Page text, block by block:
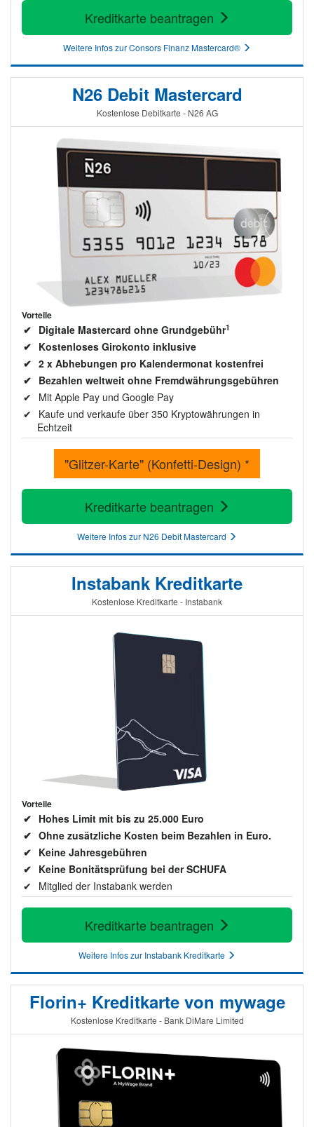
Kreditkarte beantragen
Weitere Infos zur Consors Finanz Mastercard®
N26 Debit Mastercard
Kostenlose Debitkarte - N26 AG
Vorteile
Digitale Mastercard ohne Grundgebühr1
Kostenloses Girokonto inklusive
2 x Abhebungen pro Kalendermonat kostenfrei
Bezahlen weltweit ohne Fremdwährungsgebühren
Mit Apple Pay und Google Pay
Kaufe und verkaufe über 350 Kryptowährungen in
Echtzeit
"Glitzer-Karte" (Konfetti-Design) *
Kreditkarte beantragen
Weitere Infos zur N26 Debit Mastercard
Instabank Kreditkarte
Kostenlose Kreditkarte - Instabank
Vorteile
Hohes Limit mit bis zu 25.000 Euro
Ohne zusätzliche Kosten beim Bezahlen in Euro.
Keine Jahresgebühren
Keine Bonitätsprüfung bei der SCHUFA
Mitglied der Instabank werden
Kreditkarte beantragen
Weitere Infos zur Instabank Kreditkarte
Florin+ Kreditkarte von mywage
Kostenlose Kreditkarte - Bank DiMare Limited